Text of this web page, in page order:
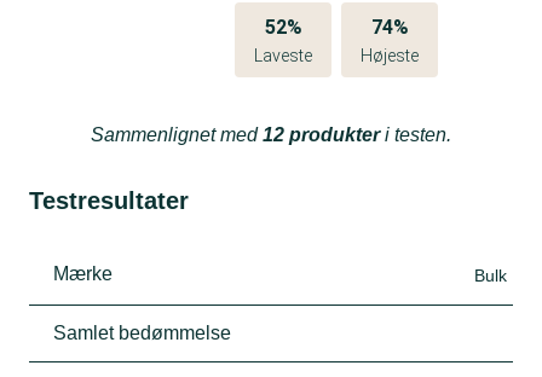
52%
Laveste
74%
Højeste
Sammenlignet med12 produkteri testen.
Testresultater
Mærke Bulk
Samlet bedømmelse